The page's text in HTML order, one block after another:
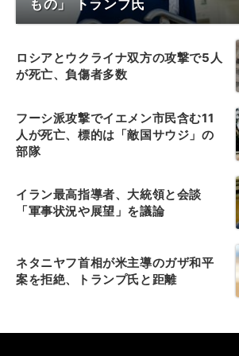
もの」 トランプ氏
ロシアとウクライナ双方の攻撃で5人
が死亡、負傷者多数
フーシ派攻撃でイエメン市民含む11
人が死亡、標的は「敵国サウジ」の
部隊
イラン最高指導者、大統領と会談
「軍事状況や展望」を議論
ネタニヤフ首相が米主導のガザ和平
案を拒絶、トランプ氏と距離